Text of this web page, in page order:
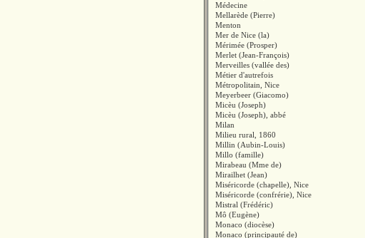
Médecine
Mellarède (Pierre)
Menton
Mer de Nice (la)
Mérimée (Prosper)
Merlet (Jean-François)
Merveilles (vallée des)
Métier d'autrefois
Métropolitain, Nice
Meyerbeer (Giacomo)
Micèu (Joseph)
Micèu (Joseph), abbé
Milan
Milieu rural, 1860
Millin (Aubin-Louis)
Millo (famille)
Mirabeau (Mme de)
Mirailhet (Jean)
Miséricorde (chapelle), Nice
Miséricorde (confrérie), Nice
Mistral (Frédéric)
Mô (Eugène)
Monaco (diocèse)
Monaco (principauté de)